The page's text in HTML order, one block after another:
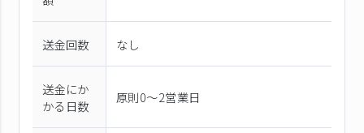
送金回数 なし
送金にか
かる日数
原則0〜2営業日